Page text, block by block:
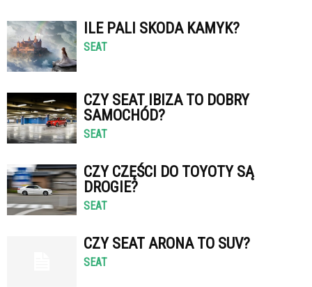
ILE PALI SKODA KAMYK?
SEAT
CZY SEAT IBIZA TO DOBRY
SAMOCHÓD?
SEAT
CZY CZĘŚCI DO TOYOTY SĄ
DROGIE?
SEAT
CZY SEAT ARONA TO SUV?
SEAT